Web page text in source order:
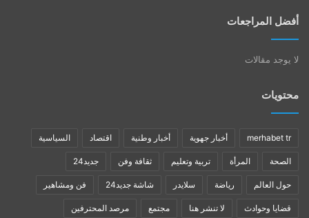
أفضل المراجعات
لا يوجد مقالات
محتويات
merhabet tr أخبار جهوية أخبار وطنية اقتصاد السياسية
الصحة المرأة تربية وتعليم ثقافة وفن جديد24
حول العالم رياضة سلايدر شاشة جديد24 فن ومشاهير
قضايا وحوادث لا تنشر هنا مجتمع مرصد المحترفين